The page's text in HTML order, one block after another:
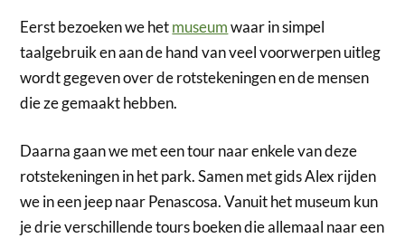
Eerst bezoeken we hetmuseumwaar in simpel
taalgebruik en aan de hand van veel voorwerpen uitleg
wordt gegeven over de rotstekeningen en de mensen
die ze gemaakt hebben.
Daarna gaan we met een tour naar enkele van deze
rotstekeningen in het park. Samen met gids Alex rijden
we in een jeep naar Penascosa. Vanuit het museum kun
je drie verschillende tours boeken die allemaal naar een